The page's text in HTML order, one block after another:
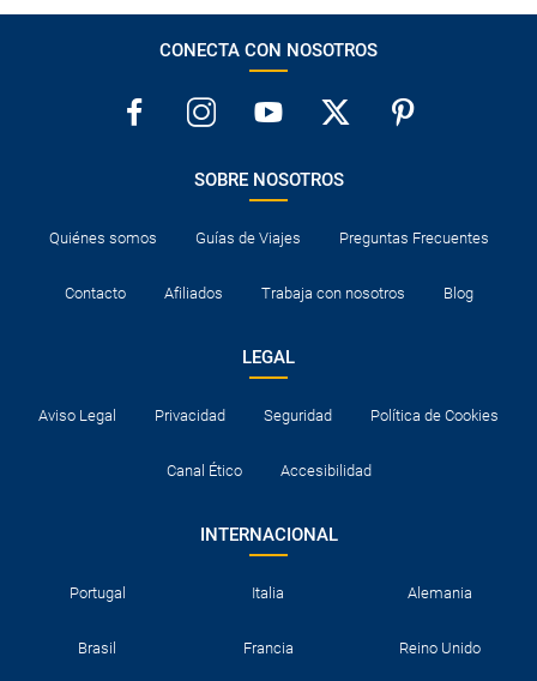
CONECTA CON NOSOTROS
SOBRE NOSOTROS
Quiénes somos Guías de Viajes Preguntas Frecuentes
Contacto Afiliados Trabaja con nosotros Blog
LEGAL
Aviso Legal Privacidad Seguridad Política de Cookies
Canal Ético Accesibilidad
INTERNACIONAL
Portugal Italia Alemania
Brasil Francia Reino Unido